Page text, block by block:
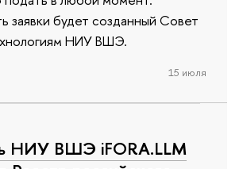
заявки будет созданный Совет
НИУ ВШЭ.
15 июля
НИУ ВШЭ iFORA.LLM